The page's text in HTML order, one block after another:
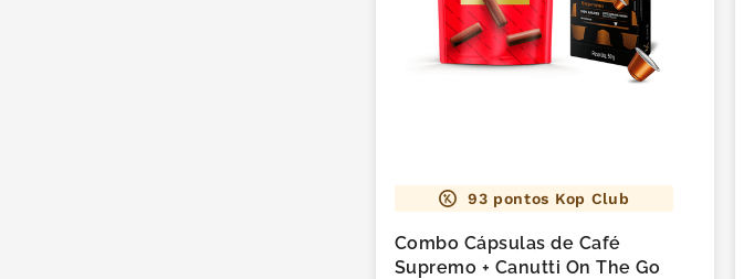
93 pontos Kop Club
Combo Cápsulas de Café
Supremo + Canutti On The Go